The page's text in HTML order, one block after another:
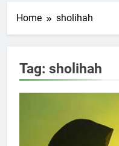
Home sholihah
Tag: sholihah